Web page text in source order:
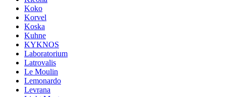
Koko
Korvel
Koska
Kuhne
KYKNOS
Laboratorium
Latrovalis
Le Moulin
Lemonardo
Levrana